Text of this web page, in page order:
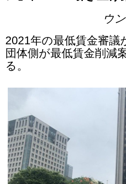
ウ
2021年の最低賃金審
団体側が最低賃金削減
る。